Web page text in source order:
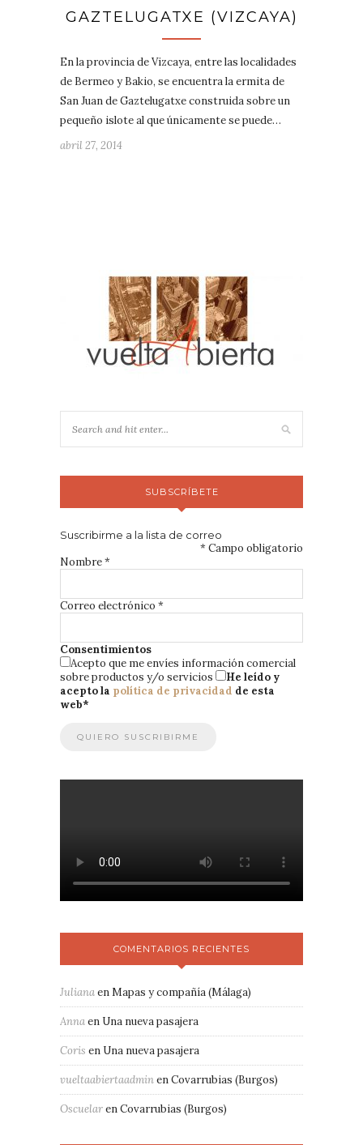
GAZTELUGATXE (VIZCAYA)
En la provincia de Vizcaya, entre las localidades
de Bermeo y Bakio, se encuentra la ermita de
San Juan de Gaztelugatxe construida sobre un
pequeño islote al que únicamente se puede…
abril 27, 2014
SUBSCRÍBETE
Suscribirme a la lista de correo
* Campo obligatorio
Nombre*
Correo electrónico *
Consentimientos
Acepto que me envíes información comercial
sobre productos y/o servicios
He leído y
acepto la política de privacidad de esta
web*
COMENTARIOS RECIENTES
JulianaenMapas y compañía (Málaga)
Annaen Una nueva pasajera
Coris en Una nueva pasajera
vueltaabiertaadminenCovarrubias (Burgos)
OscuelarenCovarrubias (Burgos)